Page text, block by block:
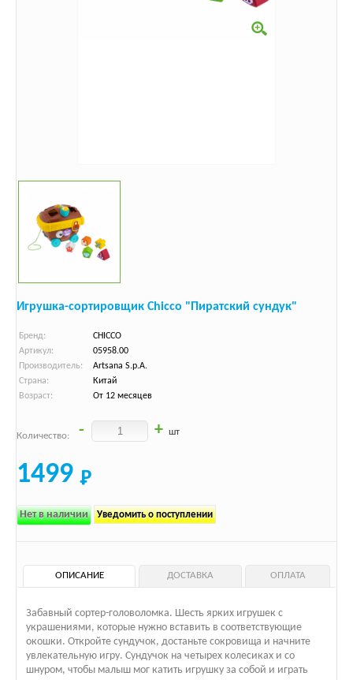
Игрушка-сортировщик Chicco "Пиратский сундук"
Бренд:
CHICCO
Артикул:
05958.00
Производитель:
Artsana S.p.A.
Страна:
Китай
Возраст:
От 12 месяцев
Количество: - + шт
1499
Нет в наличии Уведомить о поступлении
ОПИСАНИЕ ДОСТАВКА ОПЛАТА
Забавный сортер-головоломка. Шесть ярких игрушек с
украшениями, которые нужно вставить в соответствующие
окошки. Откройте сундучок, достаньте сокровища и начните
увлекательную игру. Сундучок на четырех колесиках и со
шнуром, чтобы малыш мог катить игрушку за собой и играть